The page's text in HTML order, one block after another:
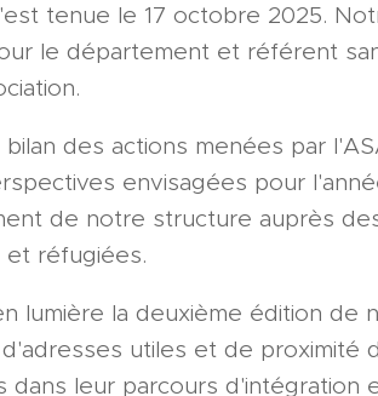
tenue le 17 octobre 2025.
le département et référent
des actions menées par
envisagées pour
de notre structure auprès
et réfugiées.
lumière la deuxième édition de
utiles et de proximité
dans leur parcours d'intégration